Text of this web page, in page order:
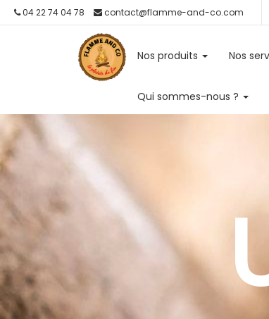
04 22 74 04 78 contact@flamme-and-co.com
Nos produits Nos
Qui sommes-nous ?